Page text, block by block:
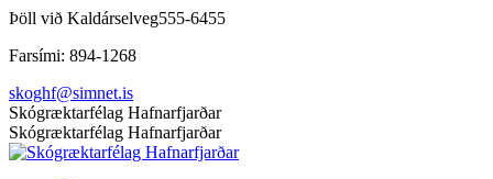
Skip
content
Þöll við Kaldárselveg555-6455
Farsími: 894-1268
skoghf@simnet.is
Facebook
page
opens
Skógræktarfélag Hafnarfjarðar
Skógræktarfélag Hafnarfjarðar